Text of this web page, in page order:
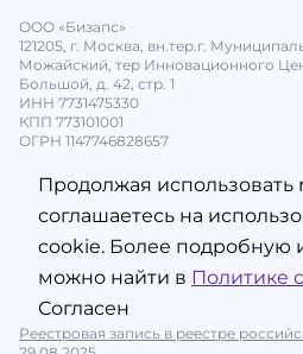
ООО «Бизапс»
121205, г. Москва, вн.тер.г.
Можайский, тер Инновационного
Большой, д. 42, стр. 1
ИНН 7731475330
КПП 773101001
ОГРН 1147746828657
Реестровая запись в реестре
Продолжая использовать
соглашаетесь на
cookie. Более
можно найти в Политике
Согласен